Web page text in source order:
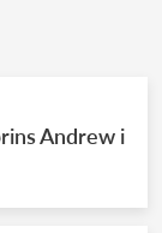
Andrew i